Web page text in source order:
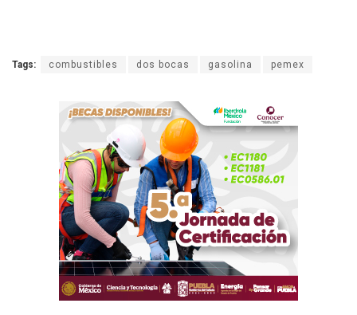
Tags: combustibles dos bocas gasolina pemex